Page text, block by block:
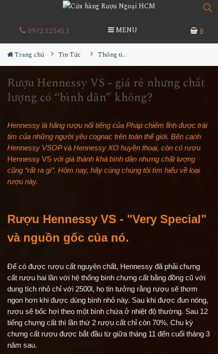
0972.12345.1 MENU 0
Trang chủ Tin Tức Thông tin Rượu ngoại
Rượu Hennessy VS - giá rẻ nhưng chất
lượng có “bình dân” không?
Hennessy là hãng rượu nổi tiếng của Pháp chiếm lĩnh được trái
tim của những người yêu cognac trên toàn thế giới. Bên cạnh
Hennessy VSOP và Hennessy XO huyền thoại, còn có rượu
Hennessy VS với giá thành khá bình dân nhưng chất lượng
cũng “rất ra gì”. Hôm nay, hãy cùng chúng tôi tìm hiểu về loại
rượu này.
Rượu Hennessy VS - "Very Special"
và nguồn gốc của nó.
Để có được rượu cất nguyên chất, Hennessy đã phải chưng
cất rượu hai lần với hệ thống bình chưng cất bằng đồng cũ với
dung tích nhỏ chỉ với 2500l, họ tin tưởng rằng rượu sẽ thơm
ngon hơn khi được dùng bình nhỏ này. Sau khi được đun nóng,
rượu sẽ bốc hơi theo một bình chứa ở nhiệt độ thường. Sau 12
tiếng chưng cất thì lần thứ 2 rượu cất chỉ còn 70%. Chu kỳ
chưng cất rượu được bắt đầu từ giữa tháng 11 đến cuối tháng 3
năm sau.